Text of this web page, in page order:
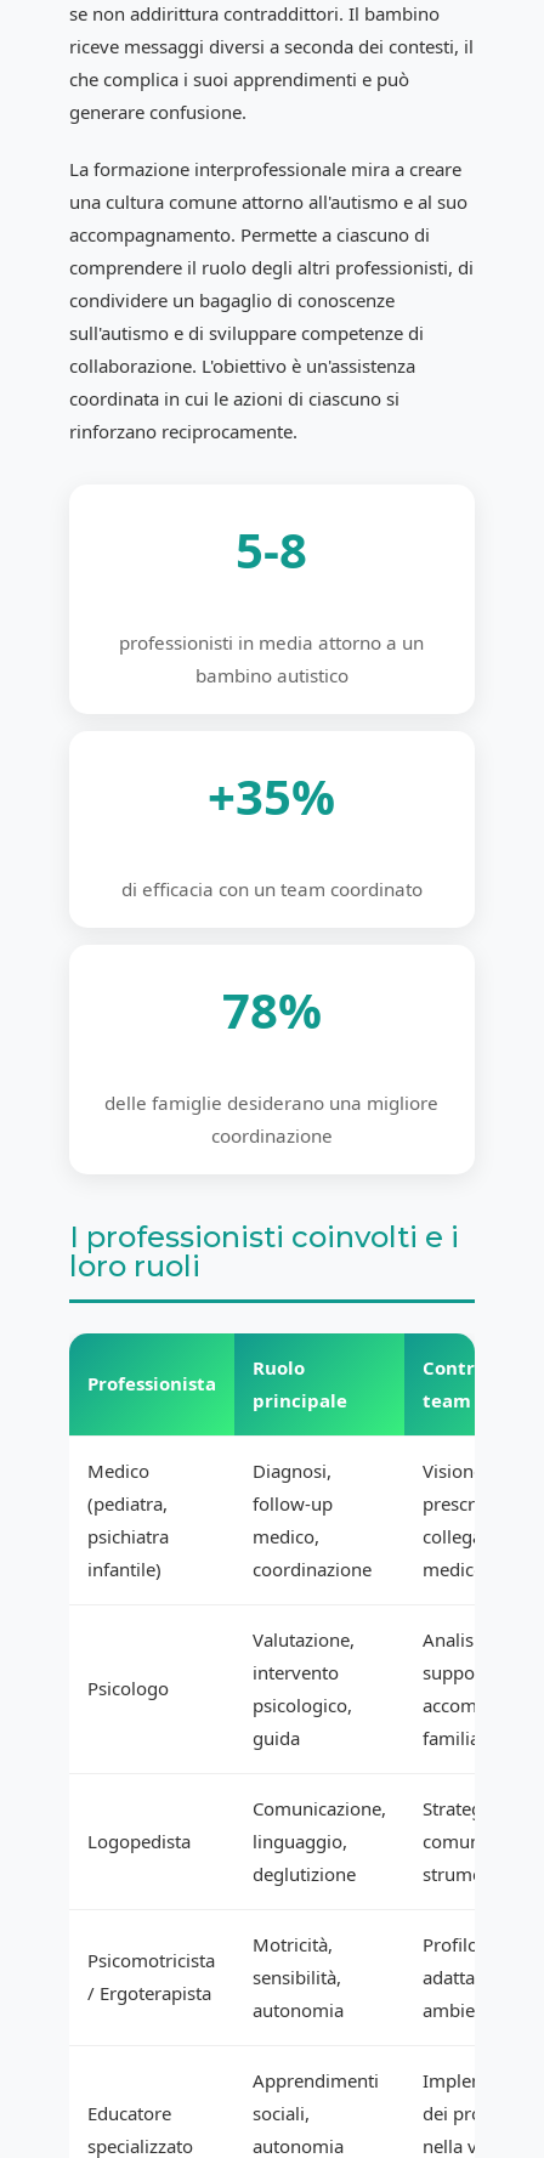
se non addirittura contraddittori. Il bambino
riceve messaggi diversi a seconda dei contesti, il
che complica i suoi apprendimenti e può
generare confusione.
La formazione interprofessionale mira a creare
una cultura comune attorno all'autismo e al suo
accompagnamento. Permette a ciascuno di
comprendere il ruolo degli altri professionisti, di
condividere un bagaglio di conoscenze
sull'autismo e di sviluppare competenze di
collaborazione. L'obiettivo è un'assistenza
coordinata in cui le azioni di ciascuno si
rinforzano reciprocamente.
5-8
professionisti in media attorno a un
bambino autistico
+35%
di efficacia con un team coordinato
78%
delle famiglie desiderano una migliore
coordinazione
I professionisti coinvolti e i
loro ruoli
Professionista
Ruolo
principale
Contributo
team
Medico
(pediatra,
psichiatra
infantile)
Diagnosi,
follow-up
medico,
coordinazione
Visione
prescrizioni,
collegamenti
medico-
Psicologo
Valutazione,
intervento
psicologico,
guida
Analisi
supporto
familiare
Logopedista
Comunicazione,
linguaggio,
deglutizione
Strategie di
strumenti CAA
Psicomotricista
/ Ergoterapista
Motricità,
sensibilità,
autonomia
Profilo
adattamenti
ambientali
Educatore
specializzato
Apprendimenti
sociali,
autonomia
dei
nella vita